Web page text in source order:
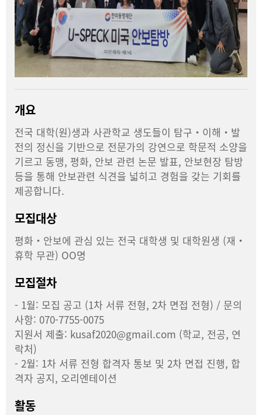
개요
전국 대학(원)생과 사관학교 생도들이 탐구・이해・발
전의 정신을 기반으로 전문가의 강연으로 학문적 소양을
기르고 동맹, 평화, 안보 관련 논문 발표, 안보현장 탐방
등을 통해 안보관련 식견을 넓히고 경험을 갖는 기회를
제공합니다.
모집대상
평화・안보에 관심 있는 전국 대학생 및 대학원생 (재・
휴학 무관) OO명
모집절차
- 1월: 모집 공고 (1차 서류 전형, 2차 면접 전형) / 문의
사항: 070-7755-0075
지원서 제출: kusaf2020@gmail.com (학교, 전공, 연
락처)
- 2월: 1차 서류 전형 합격자 통보 및 2차 면접 진행, 합
격자 공지, 오리엔테이션
활동